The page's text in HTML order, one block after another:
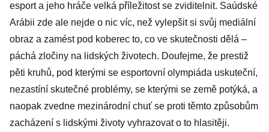
esport a jeho hráče velká příležitost se zviditelnit. Saúdské
Arábii zde ale nejde o nic víc, než vylepšit si svůj mediální
obraz a zamést pod koberec to, co ve skutečnosti dělá –
páchá zločiny na lidských životech. Doufejme, že prestiž
pěti kruhů, pod kterými se esportovní olympiáda uskuteční,
nezastíní skutečné problémy, se kterými se země potýká, a
naopak zvedne mezinárodní chuť se proti těmto způsobům
zacházení s lidskými životy vyhrazovat o to hlasitěji.